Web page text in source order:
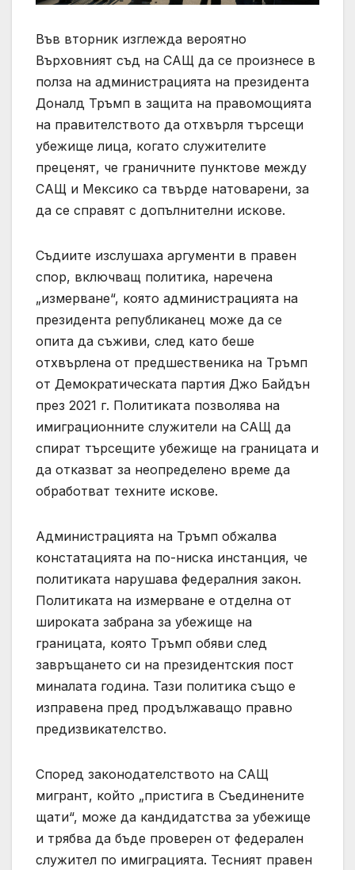
Във вторник изглежда вероятно
Върховният съд на САЩ да се произнесе в
полза на администрацията на президента
Доналд Тръмп в защита на правомощията
на правителството да отхвърля търсещи
убежище лица, когато служителите
преценят, че граничните пунктове между
САЩ и Мексико са твърде натоварени, за
да се справят с допълнителни искове.
Съдиите изслушаха аргументи в правен
спор, включващ политика, наречена
„измерване“, която администрацията на
президента републиканец може да се
опита да съживи, след като беше
отхвърлена от предшественика на Тръмп
от Демократическата партия Джо Байдън
през 2021 г. Политиката позволява на
имиграционните служители на САЩ да
спират търсещите убежище на границата и
да отказват за неопределено време да
обработват техните искове.
Администрацията на Тръмп обжалва
констатацията на по-ниска инстанция, че
политиката нарушава федералния закон.
Политиката на измерване е отделна от
широката забрана за убежище на
границата, която Тръмп обяви след
завръщането си на президентския пост
миналата година. Тази политика също е
изправена пред продължаващо правно
предизвикателство.
Според законодателството на САЩ
мигрант, който „пристига в Съединените
щати“, може да кандидатства за убежище
и трябва да бъде проверен от федерален
служител по имиграцията. Тесният правен